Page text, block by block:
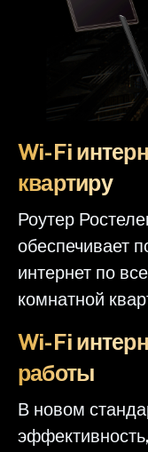
Wi-Fi
квартиру
Роутер
обеспечивает
интернет по
комнатной
Wi-Fi
работы
В новом